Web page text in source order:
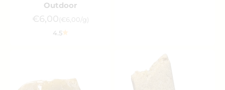
Outdoor
Prezzo scontato
€6,00(€6,00/g)
4.5